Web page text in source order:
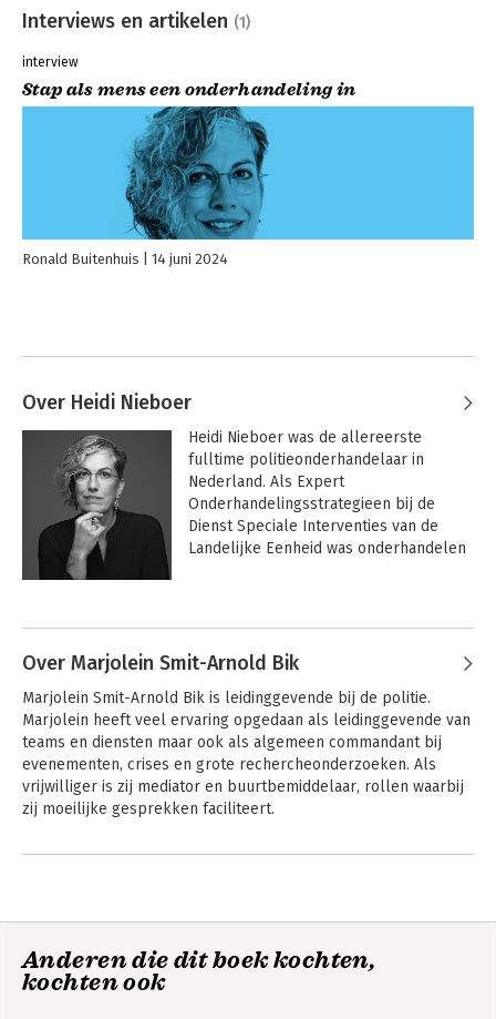
Interviews en artikelen (1)
interview
Stap als mens een onderhandeling in
Ronald Buitenhuis 14 juni 2024
Over Heidi Nieboer
Heidi Nieboer was de allereerste
fulltime politieonderhandelaar in
Nederland. Als Expert
Onderhandelingsstrategieen bij de
Dienst Speciale Interventies van de
Landelijke Eenheid was onderhandelen
ingezet bij gijzelingen, ontvoeringen,
pogingen tot zelfdoding in Nederland.
Dat combineerde zij met diverse
leidinggevende functies bij de politie.
Ook is zij binnen de politie actief
geweest als opleider, trainer en
gedragswetenschapper. In die rol
onderstreepte zij door in 2011 af te
studeren aan de Charls Sturt University
in Australie als Master of Arts in Police
Over Marjolein Smit-Arnold Bik
Marjolein Smit-Arnold Bik is leidinggevende bij de politie.
Marjolein heeft veel ervaring opgedaan als leidinggevende van
teams en diensten maar ook als algemeen commandant bij
evenementen, crises en grote rechercheonderzoeken. Als
vrijwilliger is zij mediator en buurtbemiddelaar, rollen waarbij
zij moeilijke gesprekken faciliteert.
Anderen die dit boek kochten,
kochten ook